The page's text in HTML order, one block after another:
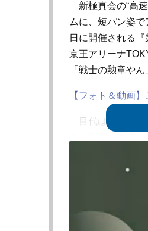
新極真会の“高
ムに、短パン姿
日に開催される
京王アリーナ
「戦士の勲章や
【フォト＆動画
目代は「どうし
映像では、黒い
コメント欄には
ニングしてる姿